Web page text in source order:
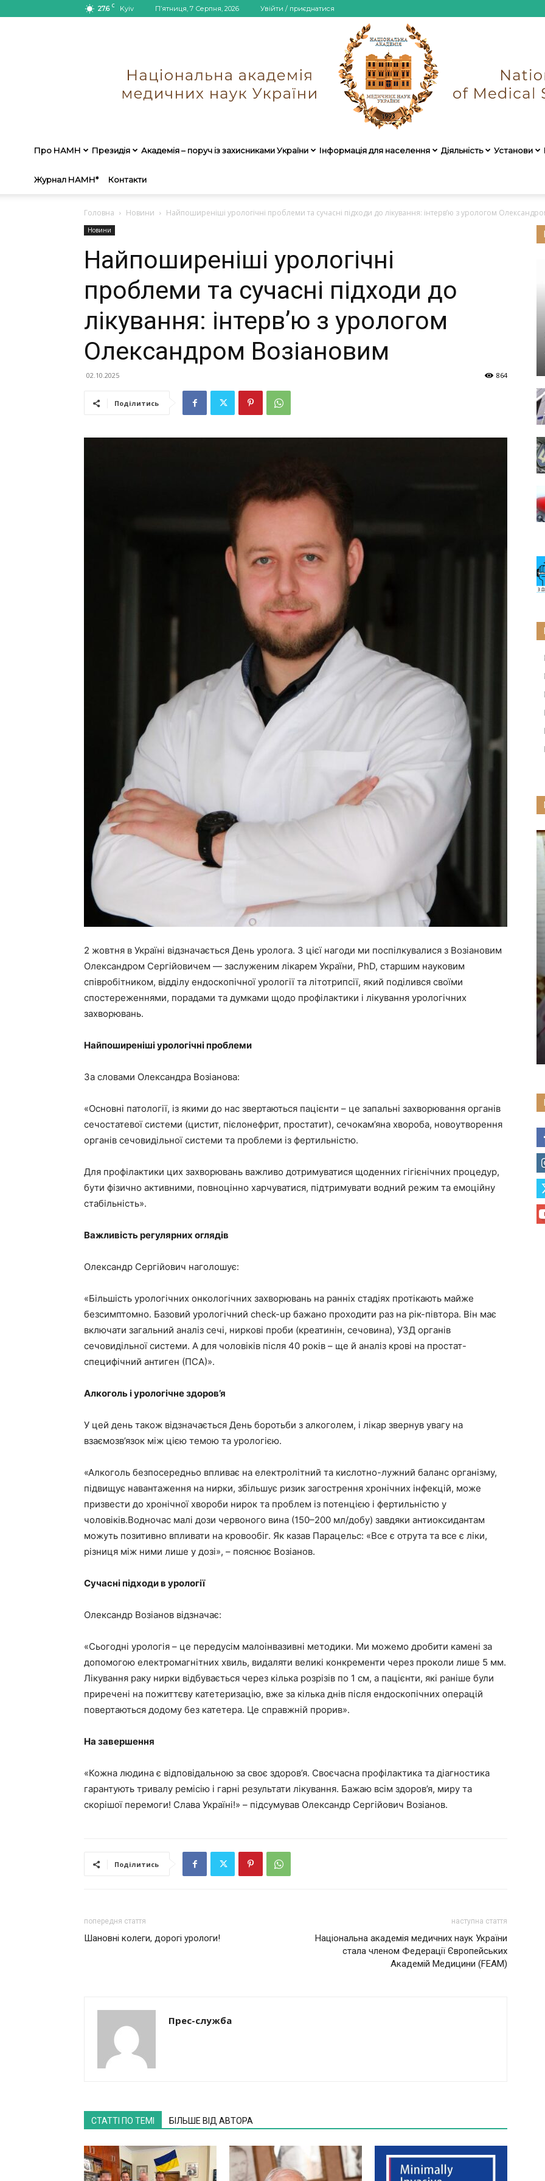
27.6 C Kyiv П’ятниця, 7 Серпня, 2026 Увійти / приєднатися
Про НАМН Президія Академія – поруч із захисниками України Інформація для населення Діяльність Установи
Журнал НАМН* Контакти
Головна Новини Найпоширеніші урологічні проблеми та сучасні підходи до лікування: інтерв’ю з урологом
Новини
Найпоширеніші урологічні
проблеми та сучасні підходи до
лікування: інтерв’ю з урологом
Олександром Возіановим
02.10.2025 864
Поділитись
2 жовтня в Україні відзначається День уролога. З цієї нагоди ми поспілкувалися з Возіановим
Олександром Сергійовичем — заслуженим лікарем України, PhD, старшим науковим
співробітником, відділу ендоскопічної урології та літотрипсії, який поділився своїми
спостереженнями, порадами та думками щодо профілактики і лікування урологічних
захворювань.
Найпоширеніші урологічні проблеми
За словами Олександра Возіанова:
«Основні патології, із якими до нас звертаються пацієнти – це запальні захворювання органів
сечостатевої системи (цистит, пієлонефрит, простатит), сечокам’яна хвороба, новоутворення
органів сечовидільної системи та проблеми із фертильністю.
Для профілактики цих захворювань важливо дотримуватися щоденних гігієнічних процедур,
бути фізично активними, повноцінно харчуватися, підтримувати водний режим та емоційну
стабільність».
Важливість регулярних оглядів
Олександр Сергійович наголошує:
«Більшість урологічних онкологічних захворювань на ранніх стадіях протікають майже
безсимптомно. Базовий урологічний check-up бажано проходити раз на рік-півтора. Він має
включати загальний аналіз сечі, ниркові проби (креатинін, сечовина), УЗД органів
сечовидільної системи. А для чоловіків після 40 років – ще й аналіз крові на простат-
специфічний антиген (ПСА)».
Алкоголь і урологічне здоров’я
У цей день також відзначається День боротьби з алкоголем, і лікар звернув увагу на
взаємозв’язок між цією темою та урологією.
«Алкоголь безпосередньо впливає на електролітний та кислотно-лужний баланс організму,
підвищує навантаження на нирки, збільшує ризик загострення хронічних інфекцій, може
призвести до хронічної хвороби нирок та проблем із потенцією і фертильністю у
чоловіків.Водночас малі дози червоного вина (150–200 мл/добу) завдяки антиоксидантам
можуть позитивно впливати на кровообіг. Як казав Парацельс: «Все є отрута та все є ліки,
різниця між ними лише у дозі», – пояснює Возіанов.
Сучасні підходи в урології
Олександр Возіанов відзначає:
«Сьогодні урологія – це передусім малоінвазивні методики. Ми можемо дробити камені за
допомогою електромагнітних хвиль, видаляти великі конкременти через проколи лише 5 мм.
Лікування раку нирки відбувається через кілька розрізів по 1 см, а пацієнти, які раніше були
приречені на пожиттєву катетеризацію, вже за кілька днів після ендоскопічних операцій
повертаються додому без катетера. Це справжній прорив».
На завершення
«Кожна людина є відповідальною за своє здоров’я. Своєчасна профілактика та діагностика
гарантують тривалу ремісію і гарні результати лікування. Бажаю всім здоров’я, миру та
скорішої перемоги! Слава Україні!» – підсумував Олександр Сергійович Возіанов.
Поділитись
попередня стаття
Шановні колеги, дорогі урологи!
наступна стаття
Національна академія медичних наук України
стала членом Федерації Європейських
Академій Медицини (FEAM)
Прес-служба
СТАТТІ ПО ТЕМІ БІЛЬШЕ ВІД АВТОРА